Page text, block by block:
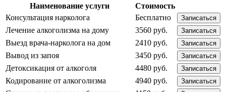
Наименование услуги
Стоимость
Консультация нарколога
Бесплатно Записаться
Лечение алкоголизма на дому 3560 руб. Записаться
Выезд врача-нарколога на дом 2410 руб. Записаться
Вывод из запоя 3450 руб. Записаться
Детоксикация от алкоголя 4480 руб. Записаться
Кодирование от алкоголизма 4940 руб. Записаться